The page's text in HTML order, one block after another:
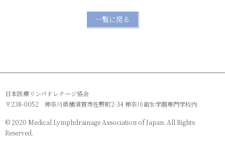
一覧に戻る
日本医療リンパドレナージ協会
〒238-0052 神奈川県横須賀市佐野町2-34 神奈川衛生学園専門学校内
© 2020 Medical Lymphdrainage Association of Japan. All Rights
Reserved.